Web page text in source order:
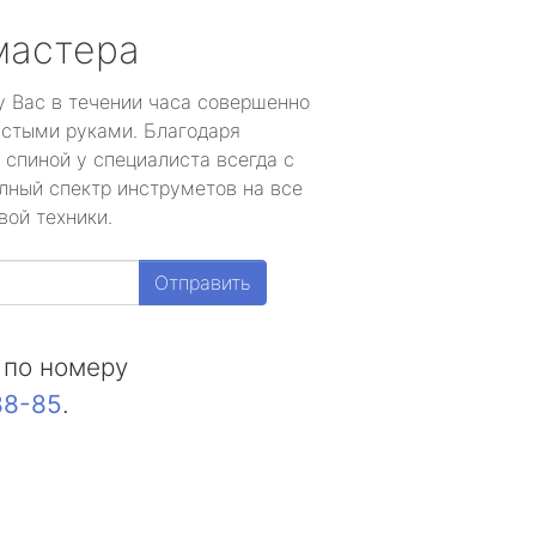
Вас в течении часа совершенно
руками. Благодаря
у специалиста всегда с
спектр инструметов на все
техники.
Отправить
номеру
85.